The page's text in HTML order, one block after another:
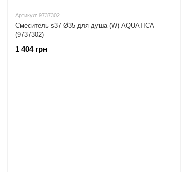
Артикул: 9737302
Смеситель s37 Ø35 для душа (W) AQUATICA
(9737302)
1 404 грн